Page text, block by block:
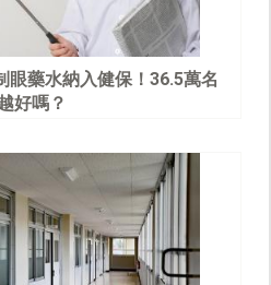
眼藥水納入健保！36.5萬名
好嗎？